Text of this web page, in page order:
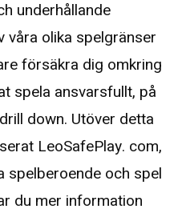
underhållande
våra olika spelgränser
försäkra dig omkring
spela ansvarsfullt, på
down. Utöver detta
LeoSafePlay. com,
och spel
du mer information